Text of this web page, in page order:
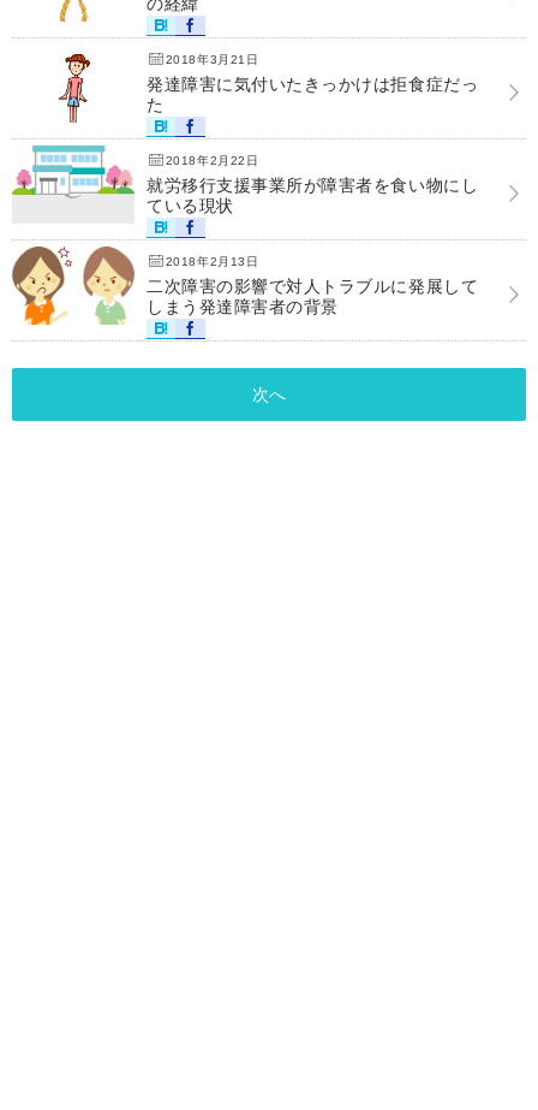
2018年3月21日
発達障害に気付いたきっかけは拒食症だっ
た
2018年2月22日
就労移行支援事業所が障害者を食い物にし
ている現状
2018年2月13日
二次障害の影響で対人トラブルに発展して
しまう発達障害者の背景
次へ